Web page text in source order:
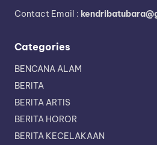
Contact Email :
Categories
BENCANA ALAM
BERITA
BERITA ARTIS
BERITA HOROR
BERITA KECELAKAAN